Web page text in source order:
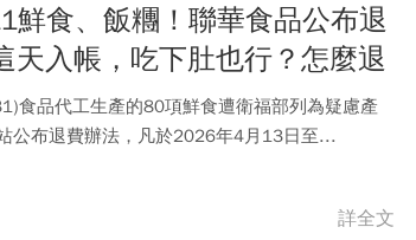
鮮食、飯糰！聯華食品公布退
天入帳，吃下肚也行？怎麼退
食品代工生產的80項鮮食遭衛福部列為疑慮產
公布退費辦法，凡於2026年4月13日至...
詳全文